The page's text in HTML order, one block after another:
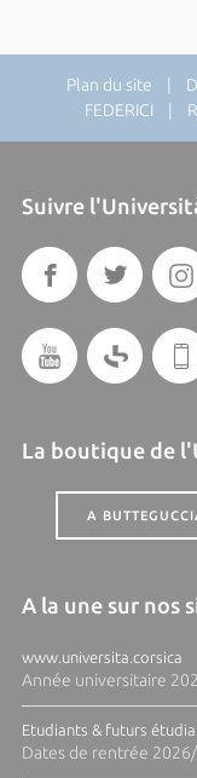
Plan du site |
FEDERICI |
Suivre
La boutique de
A
A la une sur nos
www.universita.corsica
Année universitaire
Etudiants & futurs
Dates de rentrée